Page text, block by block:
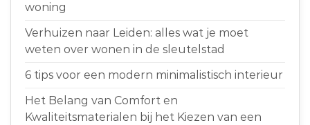
woning
Verhuizen naar Leiden: alles wat je moet
weten over wonen in de sleutelstad
6 tips voor een modern minimalistisch interieur
Het Belang van Comfort en
Kwaliteitsmaterialen bij het Kiezen van een